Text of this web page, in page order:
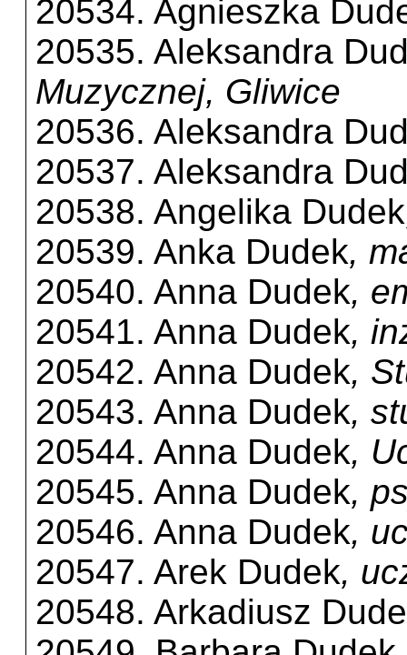
20534. Agnieszka
20535. Aleksandra
Muzycznej, Gliwice
20536. Aleksandra
20537. Aleksandra
20538. Angelika Dudek
20539. Anka Dudek,
20540. Anna Dudek,
20541. Anna Dudek,
20542. Anna Dudek,
20543. Anna Dudek,
20544. Anna Dudek,
20545. Anna Dudek,
20546. Anna Dudek,
20547. Arek Dudek,
20548. Arkadiusz